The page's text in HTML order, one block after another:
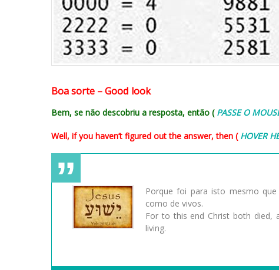
Boa sorte – Good look
Bem, se não descobriu a resposta, então ( PASSE O
Well, if you haven’t figured out the answer, then ( HOVER
Porque foi para isto mesmo
como de vivos.
For to this end Christ both died,
living.